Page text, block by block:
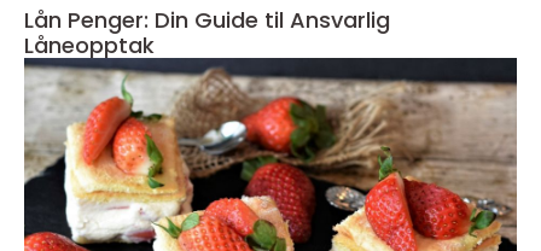
Lån Penger: Din Guide til Ansvarlig
Låneopptak